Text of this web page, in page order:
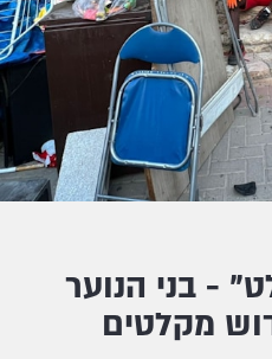
- בני הנוער
מקלטים